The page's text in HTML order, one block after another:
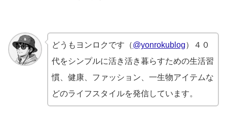
どうもヨンロクです（@yonrokublog）４０
代をシンプルに活き活き暮らすための生活習
慣、健康、ファッション、一生物アイテムな
どのライフスタイルを発信しています。